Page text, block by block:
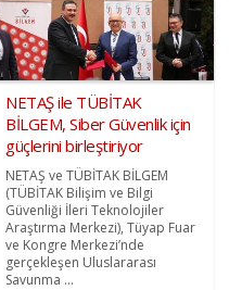
NETAŞ ile TÜBİTAK
BİLGEM, Siber Güvenlik için
güçlerini birleştiriyor
NETAŞ ve TÜBİTAK BİLGEM
(TÜBİTAK Bilişim ve Bilgi
Güvenliği İleri Teknolojiler
Araştırma Merkezi), Tüyap Fuar
ve Kongre Merkezi’nde
gerçekleşen Uluslararası
Savunma ...